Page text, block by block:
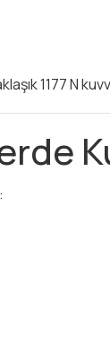
1177 N